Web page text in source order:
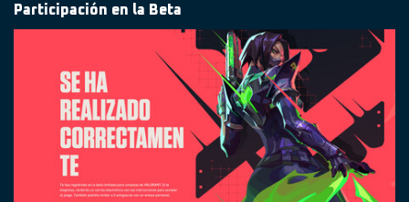
Participación en la Beta